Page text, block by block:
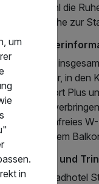
sowohl die
die Nähe zur
In den
Zimmer, in
Comfort Plus
Tage
kostenfreies
mit einem
Essen und
Das Badhotel
um
in